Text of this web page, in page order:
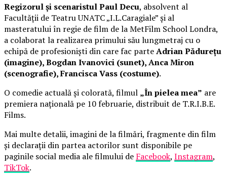
Regizorul și scenaristul Paul Decu, absolvent al
Facultății de Teatru UNATC „I.L.Caragiale” și al
masteratului în regie de film de la MetFilm School Londra,
a colaborat la realizarea primului său lungmetraj cu o
echipă de profesioniști din care fac parteAdrian Pădurețu
(imagine), Bogdan Ivanovici (sunet), Anca Miron
(scenografie), Francisca Vass (costume).
O comedie actuală și colorată, filmul „În pielea mea” are
premiera națională pe 10 februarie, distribuit de T.R.I.B.E.
Films.
Mai multe detalii, imagini de la filmări, fragmente din film
și declarații din partea actorilor sunt disponibile pe
paginile social media ale filmului de Facebook, Instagram,
TikTok.